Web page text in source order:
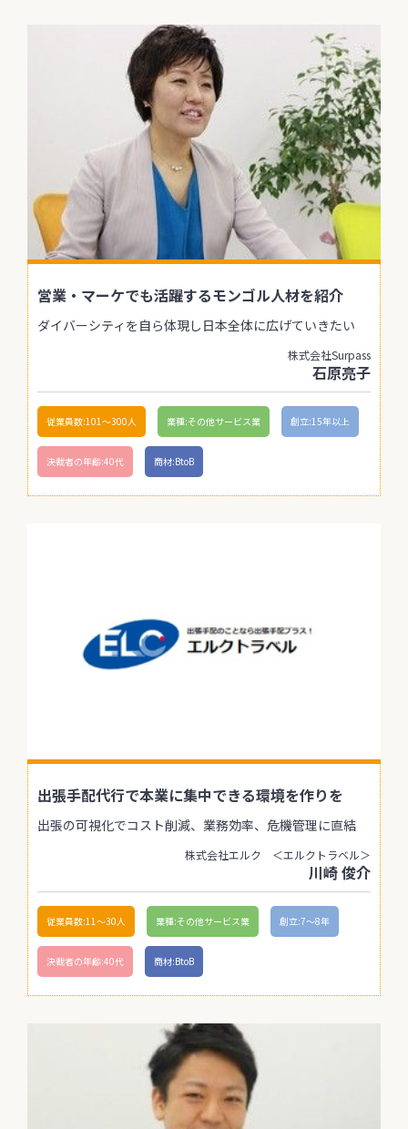
営業・マーケでも活躍するモンゴル人材を紹介
ダイバーシティを自ら体現し日本全体に広げていきたい
株式会社Surpass
石原亮子
従業員数:101〜300人 業種:その他サービス業 創立:15年以上
決裁者の年齢:40代 商材:BtoB
出張手配代行で本業に集中できる環境を作りを
出張の可視化でコスト削減、業務効率、危機管理に直結
株式会社エルク ＜エルクトラベル＞
川崎 俊介
従業員数:11〜30人 業種:その他サービス業 創立:7〜8年
決裁者の年齢:40代 商材:BtoB